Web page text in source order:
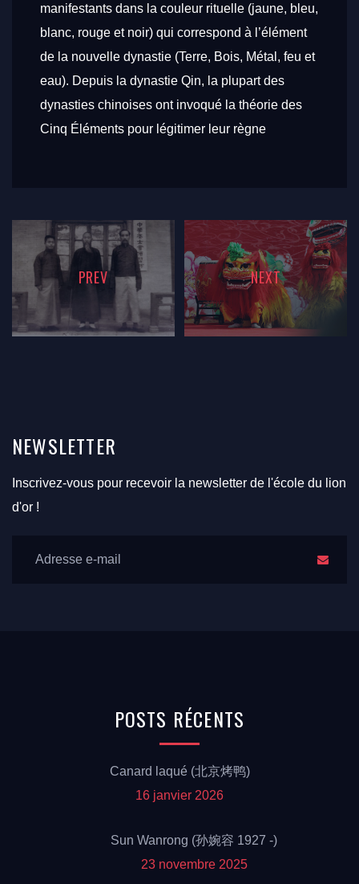
manifestants dans la couleur rituelle (jaune, bleu,
blanc, rouge et noir) qui correspond à l’élément
de la nouvelle dynastie (Terre, Bois, Métal, feu et
eau). Depuis la dynastie Qin, la plupart des
dynasties chinoises ont invoqué la théorie des
Cinq Éléments pour légitimer leur règne
PREV NEXT
NEWSLETTER
Inscrivez-vous pour recevoir la newsletter de l'école du lion
d'or !
POSTS RÉCENTS
Canard laqué (北京烤鸭)
16 janvier 2026
Sun Wanrong (孙婉容 1927 -)
23 novembre 2025